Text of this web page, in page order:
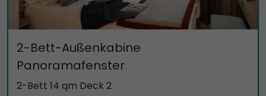
2-Bett-Außenkabine
Panoramafenster
2-Bett 14 qm Deck 2